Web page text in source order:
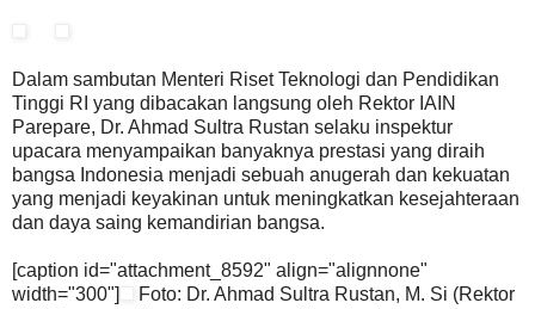
Dalam sambutan Menteri Riset Teknologi dan Pendidikan
Tinggi RI yang dibacakan langsung oleh Rektor IAIN
Parepare, Dr. Ahmad Sultra Rustan selaku inspektur
upacara menyampaikan banyaknya prestasi yang diraih
bangsa Indonesia menjadi sebuah anugerah dan kekuatan
yang menjadi keyakinan untuk meningkatkan kesejahteraan
dan daya saing kemandirian bangsa.
[caption id="attachment_8592" align="alignnone"
width="300"]
Foto: Dr. Ahmad Sultra Rustan, M. Si (Rektor